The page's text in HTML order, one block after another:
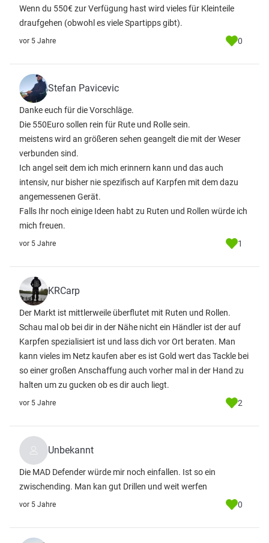
Wenn du 550€ zur Verfügung hast wird vieles für Kleinteile
draufgehen (obwohl es viele Spartipps gibt).
vor 5 Jahre 0
Stefan Pavicevic
Danke euch für die Vorschläge.
Die 550Euro sollen rein für Rute und Rolle sein.
meistens wird an größeren sehen geangelt die mit der Weser
verbunden sind.
Ich angel seit dem ich mich erinnern kann und das auch
intensiv, nur bisher nie spezifisch auf Karpfen mit dem dazu
angemessenen Gerät.
Falls Ihr noch einige Ideen habt zu Ruten und Rollen würde ich
mich freuen.
vor 5 Jahre 1
KRCarp
Der Markt ist mittlerweile überflutet mit Ruten und Rollen.
Schau mal ob bei dir in der Nähe nicht ein Händler ist der auf
Karpfen spezialisiert ist und lass dich vor Ort beraten. Man
kann vieles im Netz kaufen aber es ist Gold wert das Tackle bei
so einer großen Anschaffung auch vorher mal in der Hand zu
halten um zu gucken ob es dir auch liegt.
vor 5 Jahre 2
Unbekannt
Die MAD Defender würde mir noch einfallen. Ist so ein
zwischending. Man kan gut Drillen und weit werfen
vor 5 Jahre 0